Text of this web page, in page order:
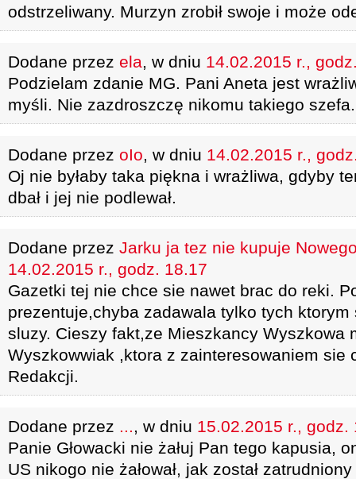
odstrzeliwany. Murzyn zrobił swoje i może
Dodane przez ela, w dniu 14.02.2015 r.,
Podzielam zdanie MG. Pani Aneta jest
myśli. Nie zazdroszczę nikomu takiego szefa.
Dodane przez oIo, w dniu 14.02.2015 r.,
Oj nie byłaby taka piękna i wrażliwa, gdyby
dbał i jej nie podlewał.
Dodane przez Jarku ja tez nie kupuje
14.02.2015 r., godz. 18.17
Gazetki tej nie chce sie nawet brac do reki.
prezentuje,chyba zadawala tylko tych
sluzy. Cieszy fakt,ze Mieszkancy Wyszkowa
Wyszkowwiak ,ktora z zainteresowaniem sie
Redakcji.
Dodane przez ..., w dniu 15.02.2015 r., godz.
Panie Głowacki nie żałuj Pan tego kapusia,
US nikogo nie żałował, jak został